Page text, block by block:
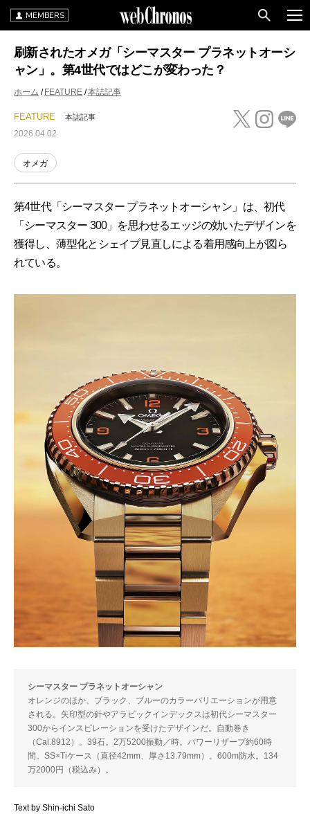
MEMBERS
刷新されたオメガ「シーマスター プラネットオーシ
ャン」。第4世代ではどこが変わった？
ホーム FEATURE 本誌記事
FEATURE 本誌記事
2026.04.02
オメガ
第4世代「シーマスター プラネットオーシャン」は、初代
「シーマスター 300」を思わせるエッジの効いたデザインを
獲得し、薄型化とシェイプ見直しによる着用感向上が図ら
れている。
シーマスター プラネットオーシャン
オレンジのほか、ブラック、ブルーのカラーバリエーションが用意
される。矢印型の針やアラビックインデックスは初代シーマスター
300からインスピレーションを受けたデザインだ。自動巻き
（Cal.8912）。39石。2万5200振動／時。パワーリザーブ約60時
間。SS×Tiケース（直径42mm、厚さ13.79mm）。600m防水。134
万2000円（税込み）。
Text by Shin-ichi Sato